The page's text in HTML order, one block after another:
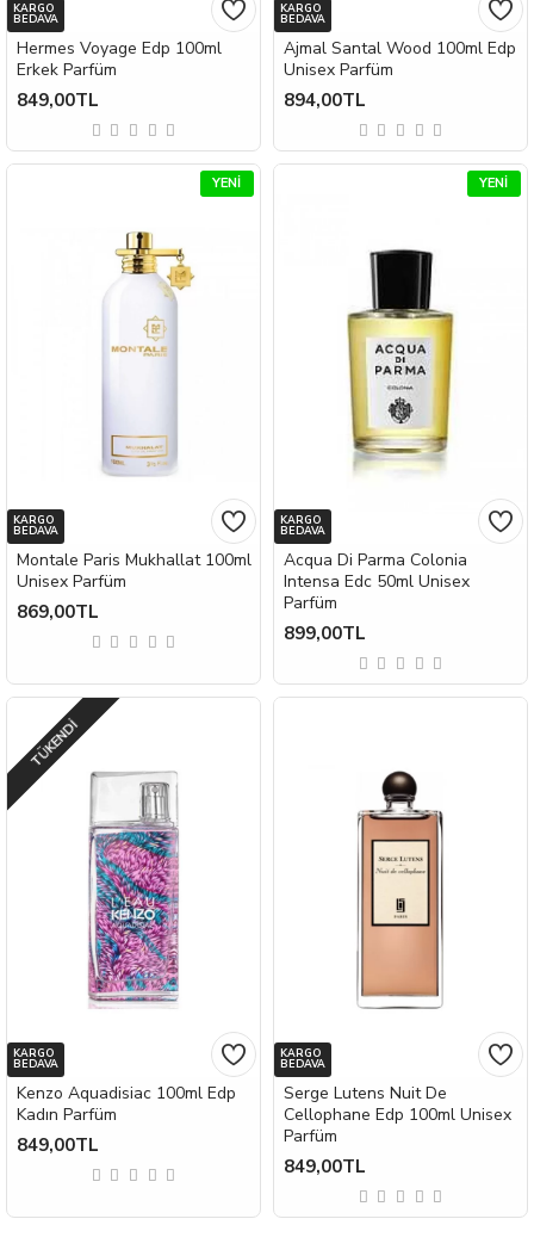
KARGO
BEDAVA
Hermes Voyage Edp 100ml
Erkek Parfüm
849,00TL
KARGO
BEDAVA
Ajmal Santal Wood 100ml Edp
Unisex Parfüm
894,00TL
YENI
KARGO
BEDAVA
Montale Paris Mukhallat 100ml
Unisex Parfüm
869,00TL
YENI
KARGO
BEDAVA
Acqua Di Parma Colonia
Intensa Edc 50ml Unisex
Parfüm
899,00TL
KARGO
BEDAVA
TÜKENDI
Kenzo Aquadisiac 100ml Edp
Kadın Parfüm
849,00TL
KARGO
BEDAVA
Serge Lutens Nuit De
Cellophane Edp 100ml Unisex
Parfüm
849,00TL